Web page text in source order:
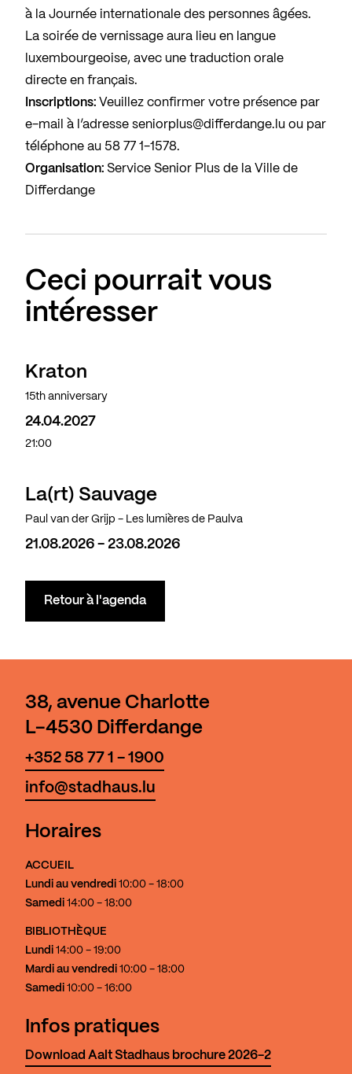
à la Journée internationale des personnes âgées.
La soirée de vernissage aura lieu en langue
luxembourgeoise, avec une traduction orale
directe en français.
Inscriptions: Veuillez confirmer votre présence par
e-mail à l’adresse seniorplus@differdange.lu ou par
téléphone au 58 77 1-1578.
Organisation: Service Senior Plus de la Ville de
Differdange
Ceci pourrait vous
intéresser
Kraton
15th anniversary
24.04.2027
21:00
La(rt) Sauvage
Paul van der Grijp - Les lumières de Paulva
21.08.2026 - 23.08.2026
Retour à l'agenda
38, avenue Charlotte
L-4530 Differdange
+352 58 77 1 - 1900
info@stadhaus.lu
Horaires
ACCUEIL
Lundi au vendredi 10:00 - 18:00
Samedi 14:00 - 18:00
BIBLIOTHÈQUE
Lundi 14:00 - 19:00
Mardi au vendredi 10:00 - 18:00
Samedi 10:00 - 16:00
Infos pratiques
Download Aalt Stadhaus brochure 2026-2